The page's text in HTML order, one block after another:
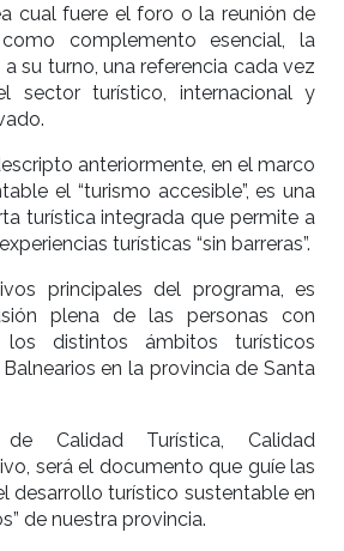
cual fuere el foro o la reunión de
complemento esencial, la
su turno, una referencia cada vez
sector turístico, internacional y
anteriormente, en el marco
el “turismo accesible”, es una
turística integrada que permite a
turísticas “sin barreras”.
principales del programa, es
plena de las personas con
los distintos ámbitos turísticos
en la provincia de Santa
Calidad Turística, Calidad
será el documento que guíe las
desarrollo turístico sustentable en
de nuestra provincia.